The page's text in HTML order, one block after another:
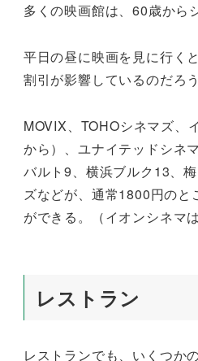
多くの映画館は、60歳から
平日の昼に映画を見に行く
割引が影響しているのだろう
MOVIX、TOHOシネマズ
から）、ユナイテッドシネ
バルト9、横浜ブルク13、
ズなどが、通常1800円のと
ができる。（イオンシネマ
レストラン
レストランでも、いくつか